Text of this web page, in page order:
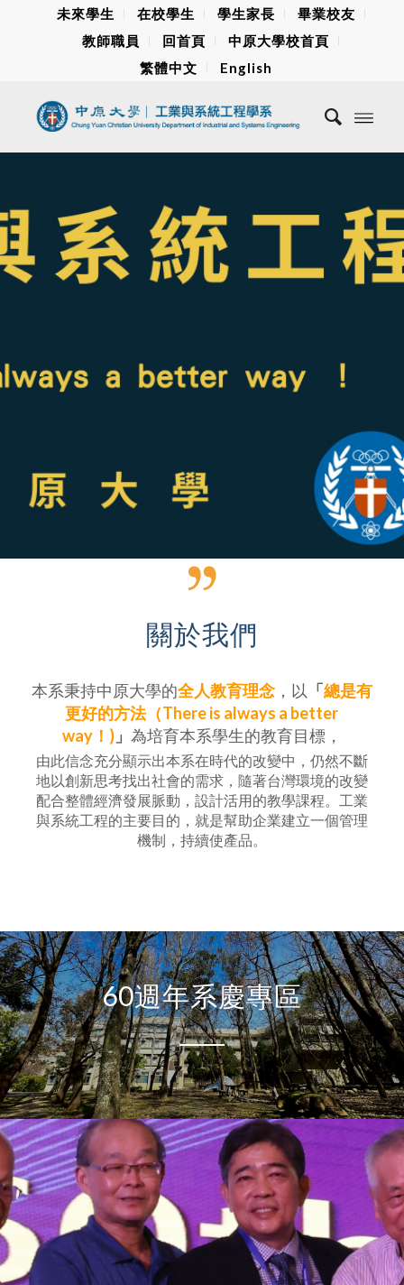
未來學生 在校學生 學生家長
畢業校友
教師職員
回首頁
中原大學校首頁
繁體中文
English
關於我們
本系秉持中原大學的全人教育理念，以 「總是有
更好的方法（There is always a better
way！)」 為培育本系學生的教育目標，
由此信念充分顯示出本系在時代的改變中，仍然不斷
地以創新思考找出社會的需求，隨著台灣環境的改變
配合整體經濟發展脈動，設計活用的教學課程。工業
與系統工程的主要目的，就是幫助企業建立一個管理
機制，持續使產品。
60週年系慶專區